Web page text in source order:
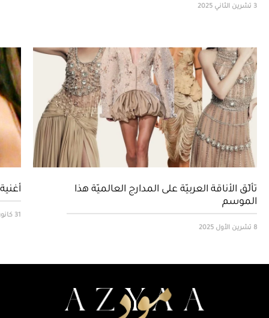
3 تشرين الثاني 2025
تألّق الأناقة العربيّة على المدارج العالميّة هذا
الموسم
8 تشرين الأول 2025
31 كانون الثاني 2025